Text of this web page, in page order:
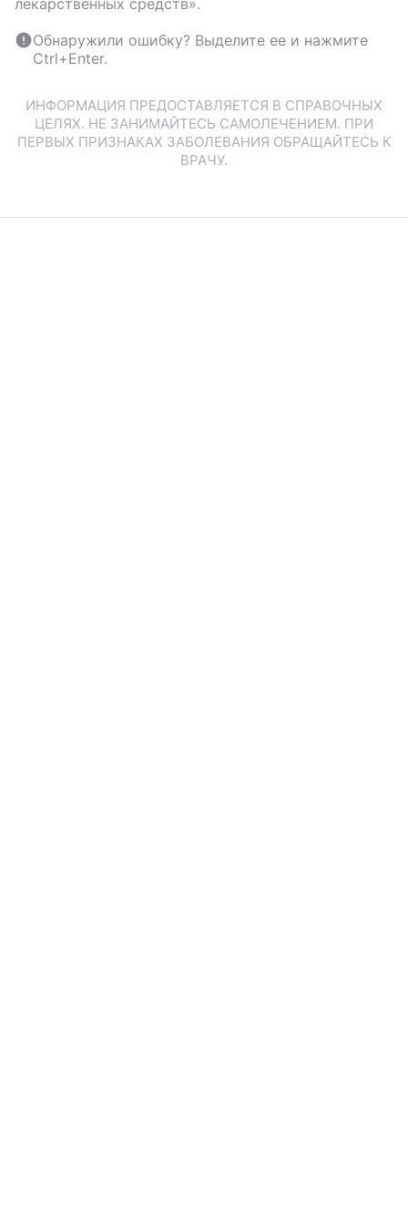
лекарственных средств».
Обнаружили ошибку? Выделите ее и нажмите
Ctrl+Enter.
ИНФОРМАЦИЯ ПРЕДОСТАВЛЯЕТСЯ В СПРАВОЧНЫХ
ЦЕЛЯХ. НЕ ЗАНИМАЙТЕСЬ САМОЛЕЧЕНИЕМ. ПРИ
ПЕРВЫХ ПРИЗНАКАХ ЗАБОЛЕВАНИЯ ОБРАЩАЙТЕСЬ К
ВРАЧУ.